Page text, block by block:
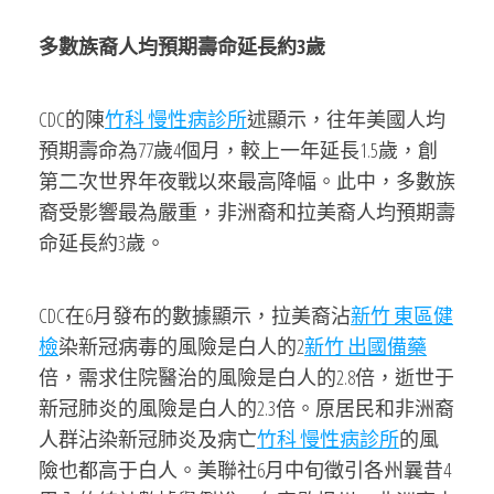
多數族裔人均預期壽命延長約3歲
CDC的陳竹科 慢性病診所述顯示，往年美國人均
預期壽命為77歲4個月，較上一年延長1.5歲，創
第二次世界年夜戰以來最高降幅。此中，多數族
裔受影響最為嚴重，非洲裔和拉美裔人均預期壽
命延長約3歲。
CDC在6月發布的數據顯示，拉美裔沾新竹 東區健
檢染新冠病毒的風險是白人的2新竹 出國備藥
倍，需求住院醫治的風險是白人的2.8倍，逝世于
新冠肺炎的風險是白人的2.3倍。原居民和非洲裔
人群沾染新冠肺炎及病亡竹科 慢性病診所的風
險也都高于白人。美聯社6月中旬徵引各州曩昔4